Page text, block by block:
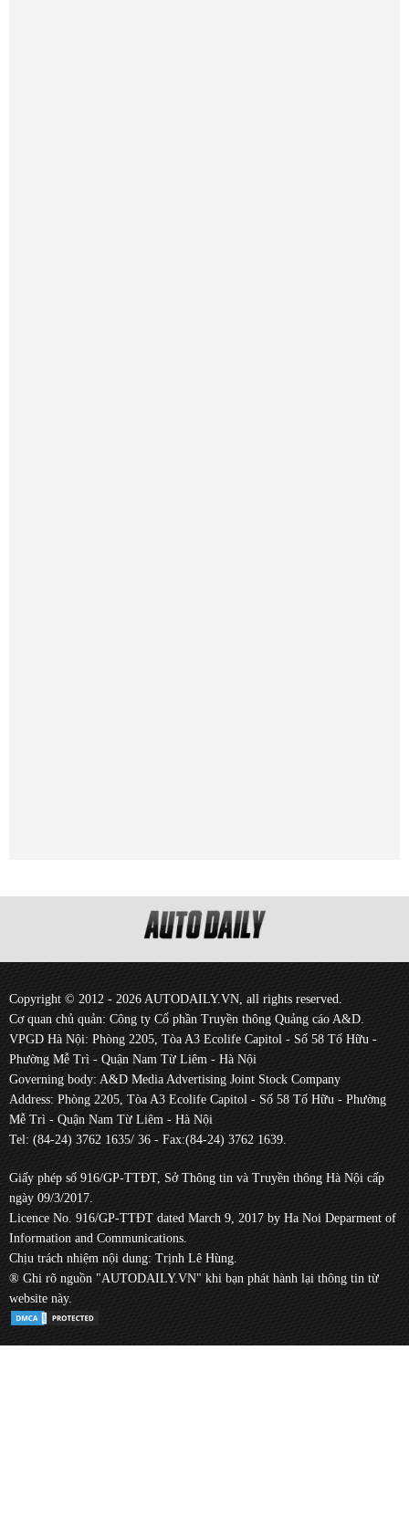
Copyright © 2012 - 2026 AUTODAILY.VN, all rights reserved.
Cơ quan chủ quản: Công ty Cổ phần Truyền thông Quảng cáo A&D.
VPGD Hà Nội: Phòng 2205, Tòa A3 Ecolife Capitol - Số 58 Tố Hữu -
Phường Mễ Trì - Quận Nam Từ Liêm - Hà Nội
Governing body: A&D Media Advertising Joint Stock Company
Address: Phòng 2205, Tòa A3 Ecolife Capitol - Số 58 Tố Hữu - Phường
Mễ Trì - Quận Nam Từ Liêm - Hà Nội
Tel: (84-24) 3762 1635/ 36 - Fax:(84-24) 3762 1639.
Giấy phép số 916/GP-TTĐT, Sở Thông tin và Truyền thông Hà Nội cấp
ngày 09/3/2017.
Licence No. 916/GP-TTĐT dated March 9, 2017 by Ha Noi Deparment of
Information and Communications.
Chịu trách nhiệm nội dung: Trịnh Lê Hùng.
® Ghi rõ nguồn "AUTODAILY.VN" khi bạn phát hành lại thông tin từ
website này.